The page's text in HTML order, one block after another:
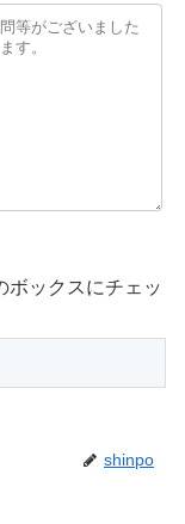
ボックスにチェッ
shinpo